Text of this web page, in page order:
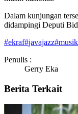
Dalam kunjungan
didampingi Deputi
#ekraf#javajazz#musik
Penulis :
Gerry Eka
Berita Terkait